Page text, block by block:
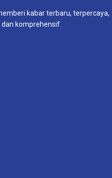
kabar terbaru, terpercaya,
komprehensif.